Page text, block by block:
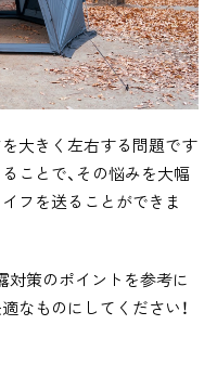
大きく左右する問題です
ことで、その悩みを大幅
フを送ることができま
対策のポイントを参考に
なものにしてください！